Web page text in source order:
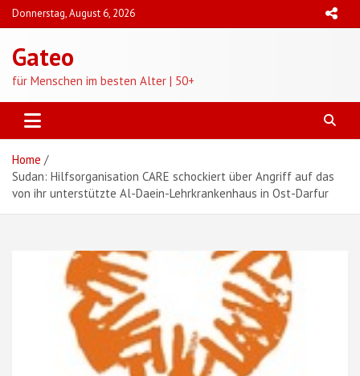
Skip
to
Donnerstag, August 6, 2026
Gateo
für Menschen im besten Alter | 50+
Home
Sudan: Hilfsorganisation CARE schockiert über Angriff auf das
von ihr unterstützte Al-Daein-Lehrkrankenhaus in Ost-Darfur